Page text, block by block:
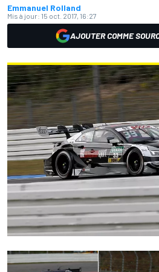
Emmanuel Rolland
Mis à jour: 15 oct. 2017, 16:27
AJOUTER COMME